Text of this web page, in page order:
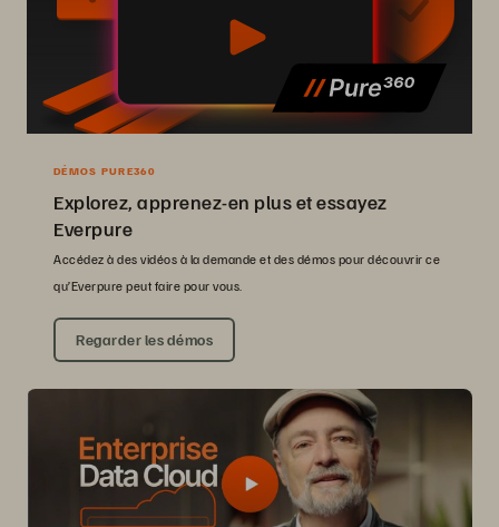
DÉMOS PURE360
Explorez, apprenez-en plus et essayez
Everpure
Accédez à des vidéos à la demande et des démos pour découvrir ce
qu’Everpure peut faire pour vous.
Regarder les démos